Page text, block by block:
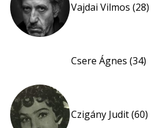
Vajdai Vilmos (28)
Csere Ágnes (34)
Czigány Judit (60)